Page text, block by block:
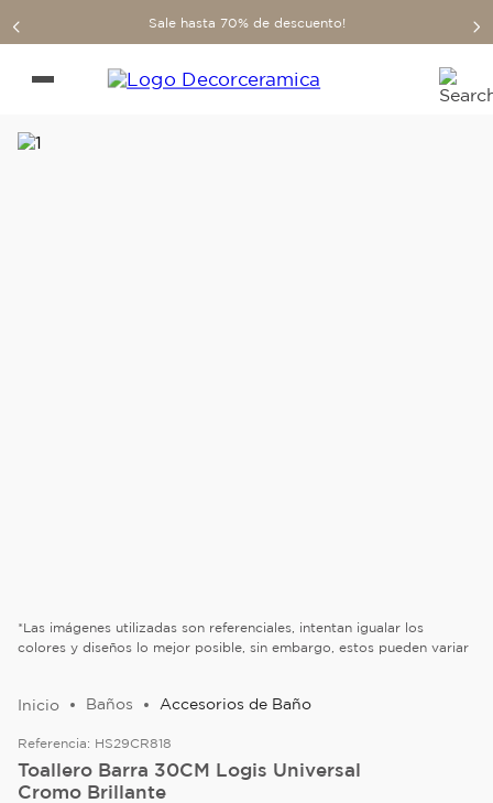
Sale hasta 70% de descuento!
*Las imágenes utilizadas son referenciales, intentan igualar los
colores y diseños lo mejor posible, sin embargo, estos pueden variar
Baños Accesorios de Baño
Referencia: HS29CR818
Toallero Barra 30CM Logis Universal
Cromo Brillante